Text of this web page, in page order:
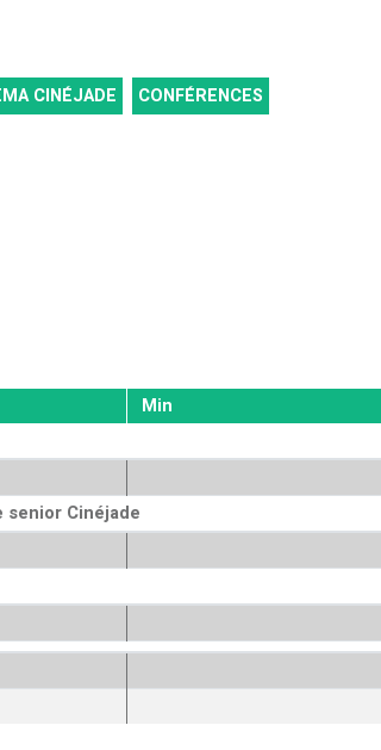
CINÉJADE CONFÉRENCES
Min
senior Cinéjade